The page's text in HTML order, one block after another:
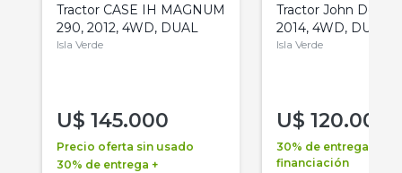
Tractor CASE IH MAGNUM
290, 2012, 4WD, DUAL
Isla Verde
U$ 145.000
Precio oferta sin usado
30% de entrega +
Tractor John Deere
2014, 4WD, DUAL
Isla Verde
U$ 120.000
30% de entrega +
financiación